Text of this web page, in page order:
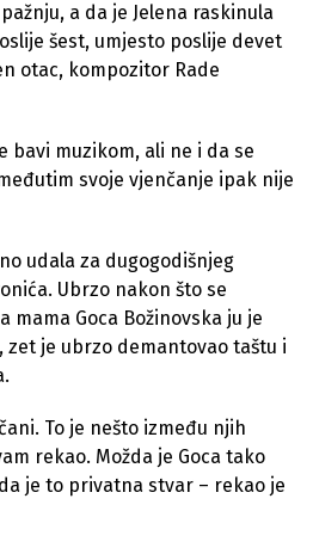
a da je Jelena raskinula
šest, umjesto poslije devet
otac, kompozitor Rade
bavi muzikom, ali ne i da se
svoje vjenčanje ipak nije
udala za dugogodišnjeg
Ubrzo nakon što se
mama Goca Božinovska ju je
zet je ubrzo demantovao taštu i
To je nešto između njih
rekao. Možda je Goca tako
je to privatna stvar – rekao je